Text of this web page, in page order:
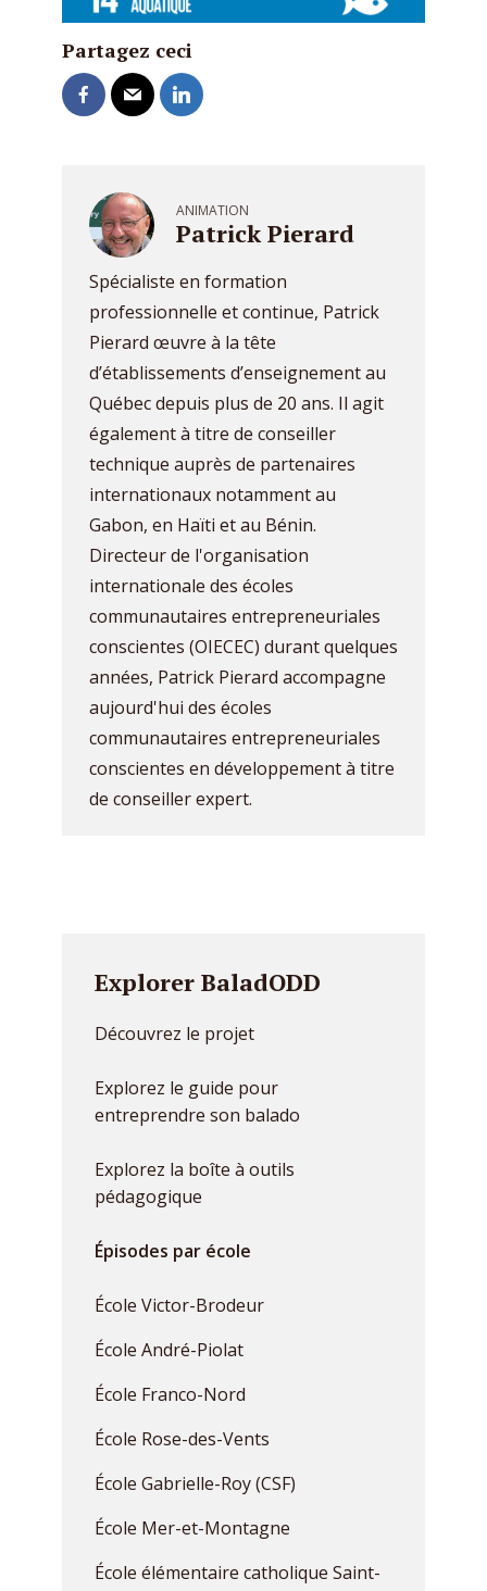
Partagez ceci
ANIMATION
Patrick Pierard
Spécialiste en formation
professionnelle et continue, Patrick
Pierard œuvre à la tête
d’établissements d’enseignement au
Québec depuis plus de 20 ans. Il agit
également à titre de conseiller
technique auprès de partenaires
internationaux notamment au
Gabon, en Haïti et au Bénin.
Directeur de l'organisation
internationale des écoles
communautaires entrepreneuriales
conscientes (OIECEC) durant quelques
années, Patrick Pierard accompagne
aujourd'hui des écoles
communautaires entrepreneuriales
conscientes en développement à titre
de conseiller expert.
Explorer BaladODD
Découvrez le projet
Explorez le guide pour
entreprendre son balado
Explorez la boîte à outils
pédagogique
Épisodes par école
École Victor-Brodeur
École André-Piolat
École Franco-Nord
École Rose-des-Vents
École Gabrielle-Roy (CSF)
École Mer-et-Montagne
École élémentaire catholique Saint-